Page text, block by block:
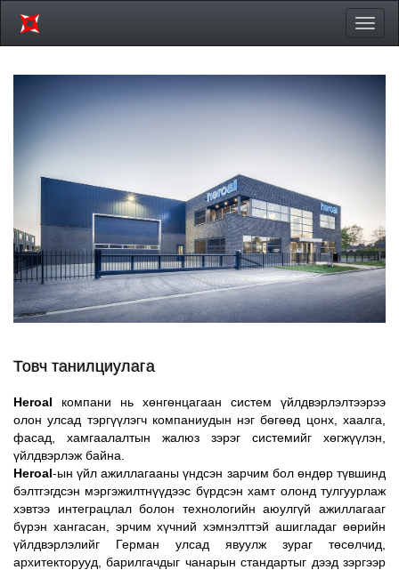
Товч танилциулага
Heroal компани нь хөнгөнцагаан систем үйлдвэрлэлтээрээ
олон улсад тэргүүлэгч компаниудын нэг бөгөөд цонх, хаалга,
фасад, хамгаалалтын жалюз зэрэг системийг хөгжүүлэн,
үйлдвэрлэж байна.
Heroal-ын үйл ажиллагааны үндсэн зарчим бол өндөр түвшинд
бэлтгэгдсэн мэргэжилтнүүдээс бүрдсэн хамт олонд тулгуурлаж
хэвтээ интеграцлал болон технологийн аюулгүй ажиллагааг
бүрэн хангасан, эрчим хүчний хэмнэлттэй ашигладаг өөрийн
үйлдвэрлэлийг Герман улсад явуулж зураг төсөлчид,
архитекторууд, барилгачдыг чанарын стандартыг дээд зэргээр